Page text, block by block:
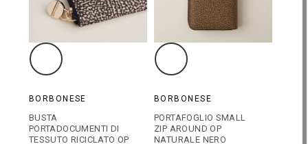
BORBONESE
BUSTA
PORTADOCUMENTI DI
TESSUTO RICICLATO OP
BORBONESE
PORTAFOGLIO SMALL
ZIP AROUND OP
NATURALE NERO